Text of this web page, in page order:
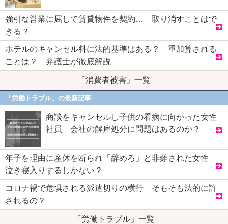
強引な営業に屈して賃貸物件を契約… 取り消すことはで
きる？
ホテルのキャンセル料に法的基準はある？ 重加算される
ことは？ 弁護士が徹底解説
「消費者被害」一覧
「労働トラブル」の最新記事
商談をキャンセルし子供の看病に向かった女性
社員 会社の解雇処分に問題はあるのか？
年子を理由に産休を断られ「辞めろ」と非難された女性
泣き寝入りするしかない？
コロナ禍で危惧される派遣切りの横行 そもそも法的に許
されるの？
「労働トラブル」一覧